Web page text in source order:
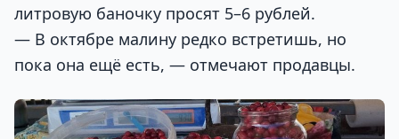
литровую баночку просят 5–6 рублей.
— В октябре малину редко встретишь, но
пока она ещё есть, — отмечают продавцы.